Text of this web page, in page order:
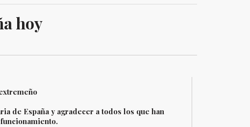
hoy
de España y agradecer a todos los que han